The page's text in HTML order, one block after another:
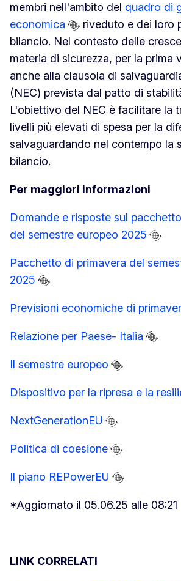
membri nell'ambito del quadro di
economica
riveduto e dei loro
bilancio. Nel contesto delle
materia di sicurezza, per la prima
anche alla clausola di
(NEC) prevista dal patto di
L'obiettivo del NEC è facilitare la
livelli più elevati di spesa per la
salvaguardando nel contempo la
bilancio.
Per maggiori informazioni
Domande e risposte sul
del semestre europeo 2025
Pacchetto di primavera del
2025
Previsioni economiche di
Relazione per Paese- Italia
Il semestre europeo
Dispositivo per la ripresa e la
NextGenerationEU
Politica di coesione
Il piano REPowerEU
*Aggiornato il 05.06.25 alle 08:21
LINK CORRELATI